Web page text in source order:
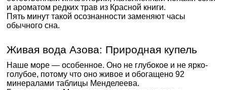
и ароматом редких трав из Красной книги.
Пять минут такой осознанности заменяют часы
обычного сна.
Живая вода Азова: Природная купель
Наше море — особенное. Оно не глубокое и не ярко-
голубое, потому что оно живое и обогащено 92
минералами таблицы Менделеева.